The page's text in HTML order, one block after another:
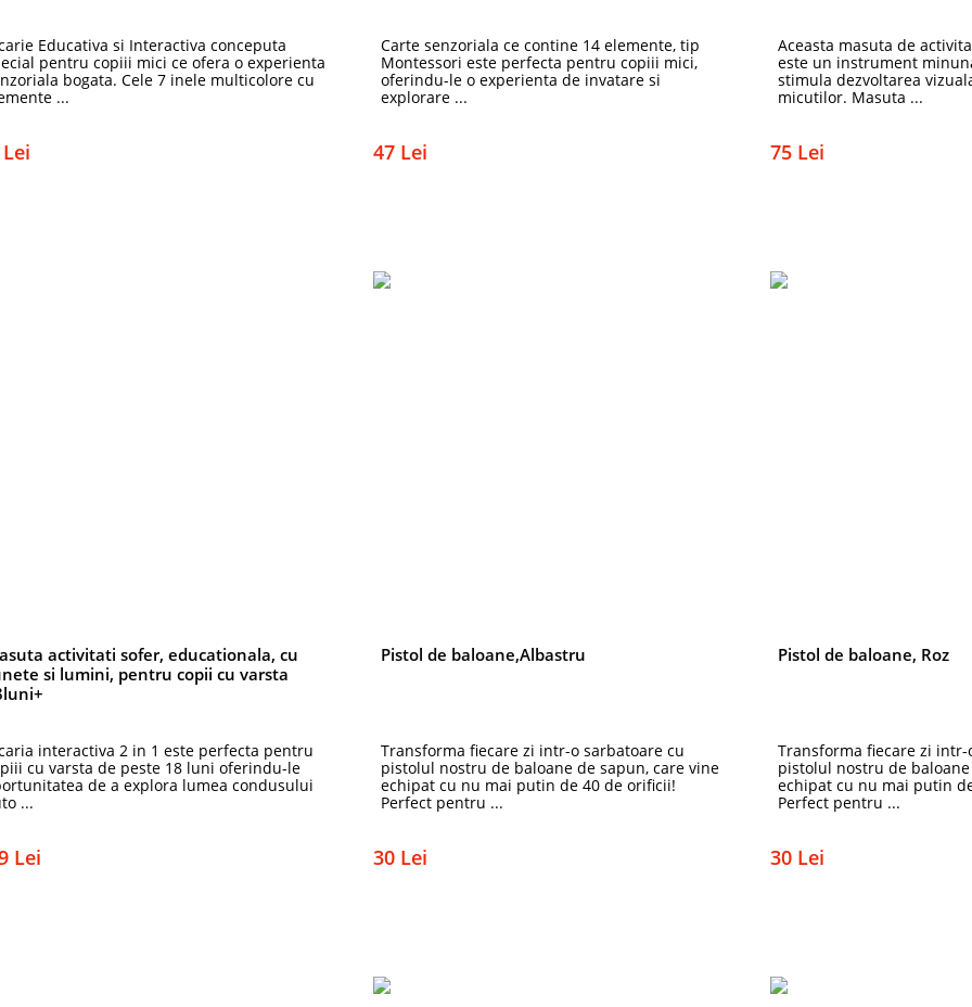
Educativa si Interactiva conceputa
pentru copiii mici ce ofera o experienta
bogata. Cele 7 inele multicolore cu
...
Carte senzoriala ce contine 14 elemente, tip
Montessori este perfecta pentru copiii mici,
oferindu-le o experienta de invatare si
explorare ...
47 Lei
Aceasta masuta de
este un instrument
stimula dezvoltarea
micutilor. Masuta ...
75 Lei
activitati sofer, educationala, cu
si lumini, pentru copii cu varsta
interactiva 2 in 1 este perfecta pentru
cu varsta de peste 18 luni oferindu-le
de a explora lumea condusului
...
Lei
Pistol de baloane,Albastru
Transforma fiecare zi intr-o sarbatoare cu
pistolul nostru de baloane de sapun, care vine
echipat cu nu mai putin de 40 de orificii!
Perfect pentru ...
30 Lei
Pistol de baloane, Roz
Transforma fiecare zi
pistolul nostru de
echipat cu nu mai putin
Perfect pentru ...
30 Lei